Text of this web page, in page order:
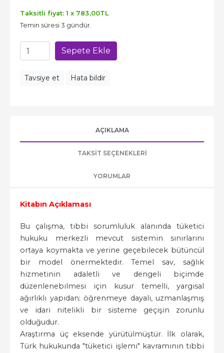
Taksitli fiyat: 1 x 783,00TL
Temin süresi 3 gündür.
Sepete Ekle
Tavsiye et Hata bildir
AÇIKLAMA
TAKSIT SEÇENEKLERI
YORUMLAR
Kitabın Açıklaması
Bu çalışma, tıbbi sorumluluk alanında tüketici
hukuku merkezli mevcut sistemin sınırlarını
ortaya koymakta ve yerine geçebilecek bütüncül
bir model önermektedir. Temel sav, sağlık
hizmetinin adaletli ve dengeli biçimde
düzenlenebilmesi için kusur temelli, yargısal
ağırlıklı yapıdan; öğrenmeye dayalı, uzmanlaşmış
ve idari nitelikli bir sisteme geçişin zorunlu
olduğudur.
Araştırma üç eksende yürütülmüştür. İlk olarak,
Türk hukukunda "tüketici işlemi" kavramının tıbbi